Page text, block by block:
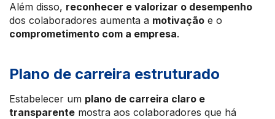
Além disso, reconhecer e valorizar o desempenho
dos colaboradores aumenta a motivação e o
comprometimento com a empresa.
Plano de carreira estruturado
Estabelecer um plano de carreira claro e
transparente mostra aos colaboradores que há